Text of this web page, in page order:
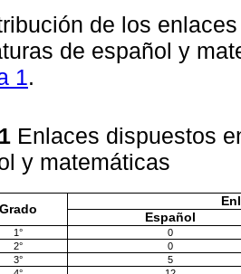
de los
de español y
1.
Enlaces dispuestos
y matemáticas
Grado
Español
1°
0
2°
0
3°
5